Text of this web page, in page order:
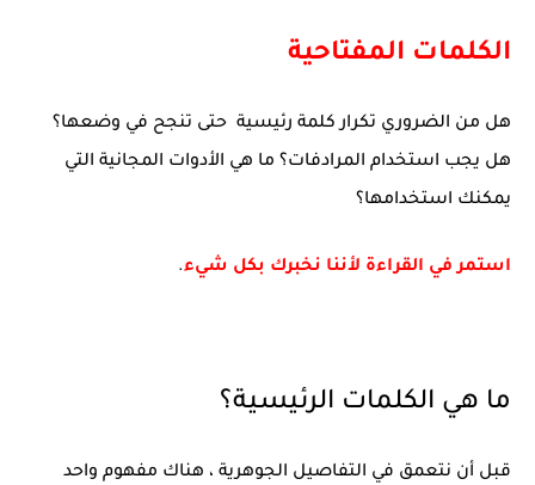
الكلمات المفتاحية
هل من الضروري تكرار كلمة رئيسية حتى تنجح في وضعها؟
هل يجب استخدام المرادفات؟ ما هي الأدوات المجانية التي
يمكنك استخدامها؟
استمر في القراءة لأننا نخبرك بكل شيء.
ما هي الكلمات الرئيسية؟
قبل أن نتعمق في التفاصيل الجوهرية ، هناك مفهوم واحد